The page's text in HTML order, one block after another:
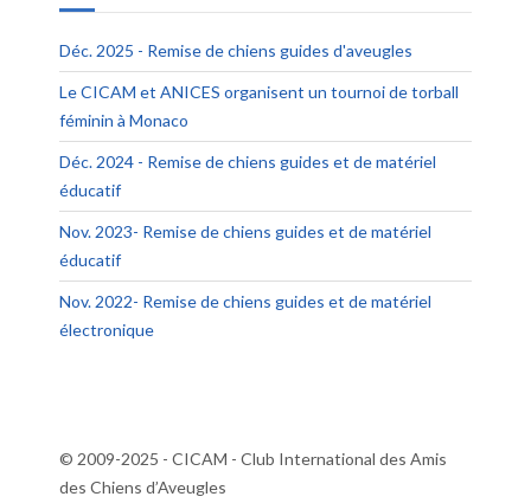
Déc. 2025 - Remise de chiens guides d'aveugles
Le CICAM et ANICES organisent un tournoi de torball
féminin à Monaco
Déc. 2024 - Remise de chiens guides et de matériel
éducatif
Nov. 2023- Remise de chiens guides et de matériel
éducatif
Nov. 2022- Remise de chiens guides et de matériel
électronique
© 2009-2025 - CICAM - Club International des Amis
des Chiens d’Aveugles